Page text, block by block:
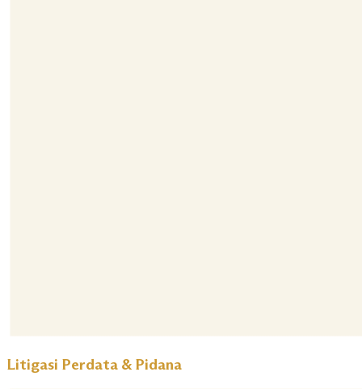
Litigasi Perdata & Pidana